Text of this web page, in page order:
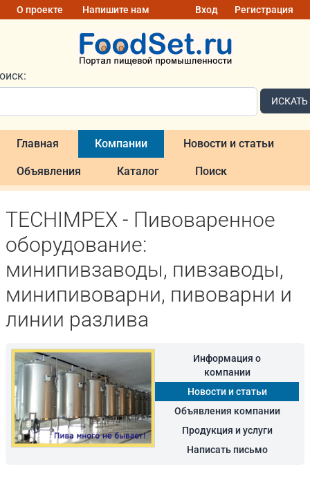
О проекте Напишите нам Вход Регистрация
ИСКАТЬ
Главная Компании Новости и статьи
Объявления Каталог Поиск
TECHIMPEX - Пивоваренное
оборудование:
минипивзаводы, пивзаводы,
минипивоварни, пивоварни и
линии разлива
Информация о
компании
Новости и статьи
Объявления компании
Продукция и услуги
Написать письмо